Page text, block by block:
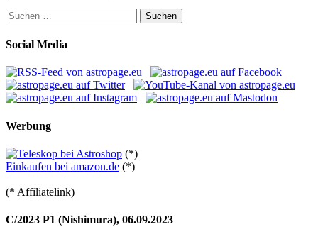
Suchen
nach:
Social Media
Werbung
(*)
Einkaufen bei amazon.de (*)
(* Affiliatelink)
C/2023 P1 (Nishimura), 06.09.2023